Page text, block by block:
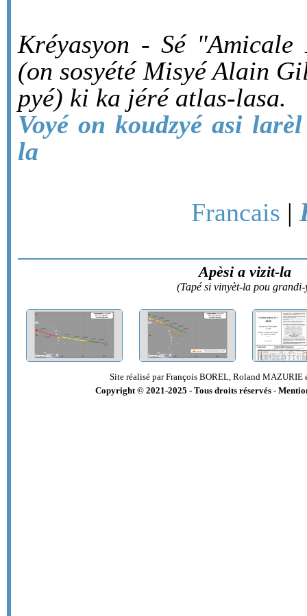
Kréyasyon - Sé "Amicale
(on sosyété Misyé Alain
pyé) ki ka jéré atlas-lasa.
Voyé on koudzyé asi
la
Francais |
Apèsi a vizit-la
(Tapé si vinyèt-la pou grandi-
Site réalisé par François BOREL, Roland MAZURIE
Copyright © 2021-2025 - Tous droits réservés -